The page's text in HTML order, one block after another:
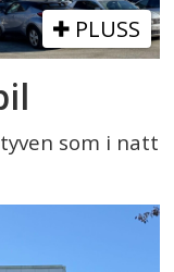
PLUSS
som i natt